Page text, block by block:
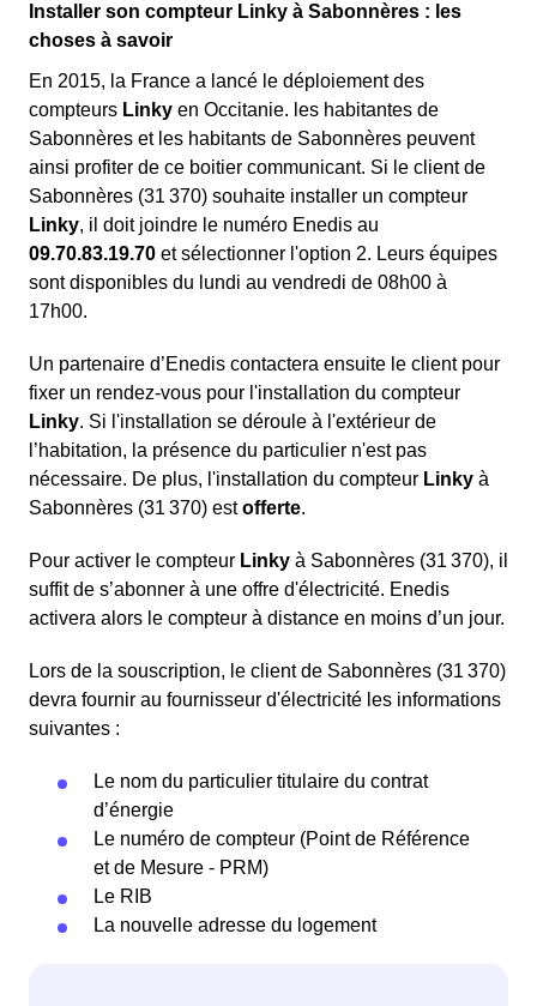
Installer son compteur Linky à Sabonnères : les
choses à savoir
En 2015, la France a lancé le déploiement des
compteurs Linky en Occitanie. les habitantes de
Sabonnères et les habitants de Sabonnères peuvent
ainsi profiter de ce boitier communicant. Si le client de
Sabonnères (31 370) souhaite installer un compteur
Linky, il doit joindre le numéro Enedis au
09.70.83.19.70 et sélectionner l'option 2. Leurs équipes
sont disponibles du lundi au vendredi de 08h00 à
17h00.
Un partenaire d’Enedis contactera ensuite le client pour
fixer un rendez-vous pour l'installation du compteur
Linky. Si l'installation se déroule à l'extérieur de
l’habitation, la présence du particulier n'est pas
nécessaire. De plus, l'installation du compteur Linky à
Sabonnères (31 370) estofferte.
Pour activer le compteur Linky à Sabonnères (31 370), il
suffit de s’abonner à une offre d'électricité. Enedis
activera alors le compteur à distance en moins d’un jour.
Lors de la souscription, le client de Sabonnères (31 370)
devra fournir au fournisseur d'électricité les informations
suivantes :
Le nom du particulier titulaire du contrat
d’énergie
Le numéro de compteur (Point de Référence
et de Mesure - PRM)
Le RIB
La nouvelle adresse du logement